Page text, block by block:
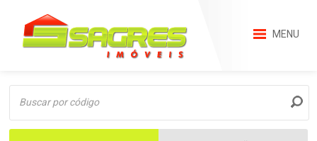
MENU